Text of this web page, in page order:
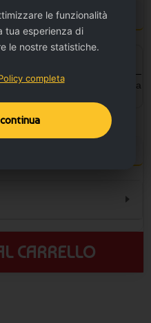
il tuo preventivo
L'articolo sarà senza la stampa
CARRELLO
le funzionalità
tua esperienza di
le nostre statistiche.
completa